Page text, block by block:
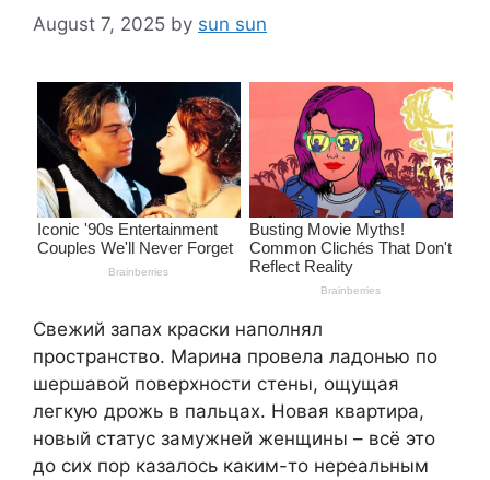
August 7, 2025 by sun sun
Свежий запах краски наполнял
пространство. Марина провела ладонью по
шершавой поверхности стены, ощущая
легкую дрожь в пальцах. Новая квартира,
новый статус замужней женщины – всё это
до сих пор казалось каким-то нереальным